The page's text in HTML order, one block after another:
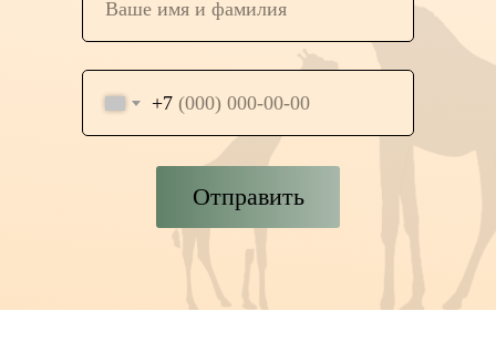
+7
Отправить